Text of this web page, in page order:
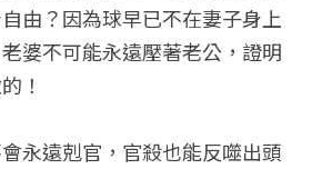
由？因為球早已不在妻子身上
婆不可能永遠壓著老公，證明
！
永遠剋官，官殺也能反噬出頭